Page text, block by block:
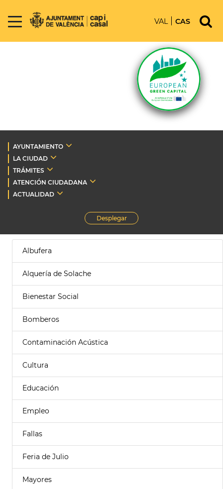
VAL CAS
AYUNTAMIENTO
LA CIUDAD
TRÁMITES
ATENCIÓN CIUDADANA
ACTUALIDAD
Desplegar
Albufera
Alquería de Solache
Bienestar Social
Bomberos
Contaminación Acústica
Cultura
Educación
Empleo
Fallas
Feria de Julio
Mayores